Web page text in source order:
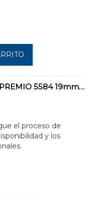
CINTA ADHESIVA PREMIO 5584 19mmx60m 1mm BLANCO
el proceso de
y los